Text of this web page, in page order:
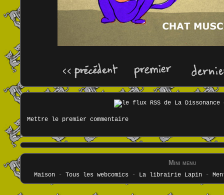
Mettre le premier commentaire
Mini menu
Maison- Tous les webcomics - La librairie Lapin-